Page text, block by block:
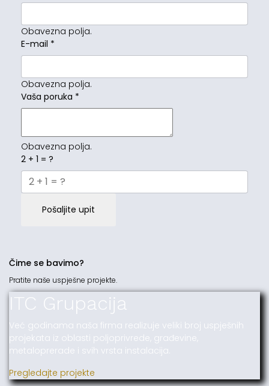
Obavezna polja.
E-mail *
Obavezna polja.
Vaša poruka *
Obavezna polja.
2 + 1 = ?
Pošaljite upit
Čime se bavimo?
Pratite naše uspješne projekte.
ITC Grupacija
Već godinama naša firma realizuje veliki broj uspješnih
projekata iz oblasti poljoprivrede, građevine,
metaloprerade i svih vrsta instalacija.
Pregledajte projekte